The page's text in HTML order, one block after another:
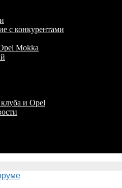
с конкурентами
Mokka
и Opel